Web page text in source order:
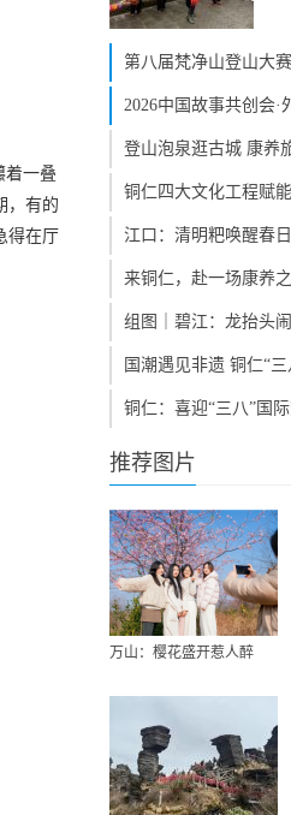
着一叠
，有的
得在厅
第八届梵净山登山大
2026中国故事共创会
登山泡泉逛古城 康
铜仁四大文化工程赋
江口：清明粑唤醒春
来铜仁，赴一场康养
组图｜碧江：龙抬头
国潮遇见非遗 铜仁“
铜仁：喜迎“三八”国
推荐图片
万山：樱花盛开惹人醉